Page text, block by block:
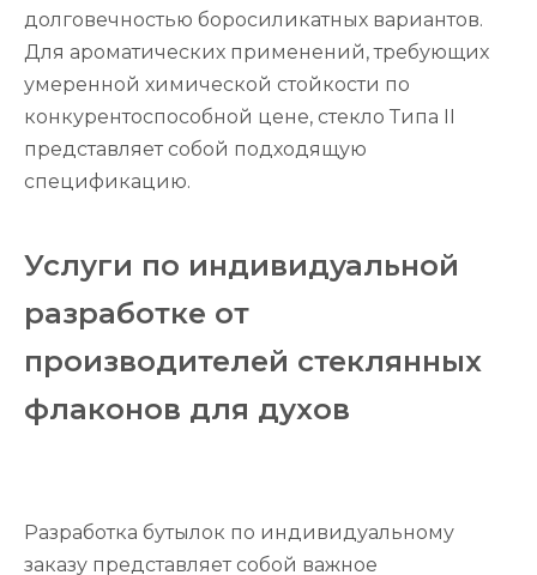
долговечностью боросиликатных вариантов.
Для ароматических применений, требующих
умеренной химической стойкости по
конкурентоспособной цене, стекло Типа II
представляет собой подходящую
спецификацию.
Услуги по индивидуальной
разработке от
производителей стеклянных
флаконов для духов
Разработка бутылок по индивидуальному
заказу представляет собой важное